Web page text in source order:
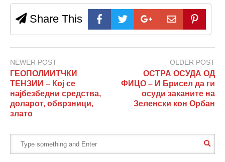
Share This
NEWER POST
ГЕОПОЛИИТЧКИ
ТЕНЗИИ – Кој се
најбезбедни средства,
доларот, обврзници,
злато
OLDER POST
ОСТРА ОСУДА ОД
ФИЦО – И Брисел да ги
осуди заканите на
Зеленски кон Орбан